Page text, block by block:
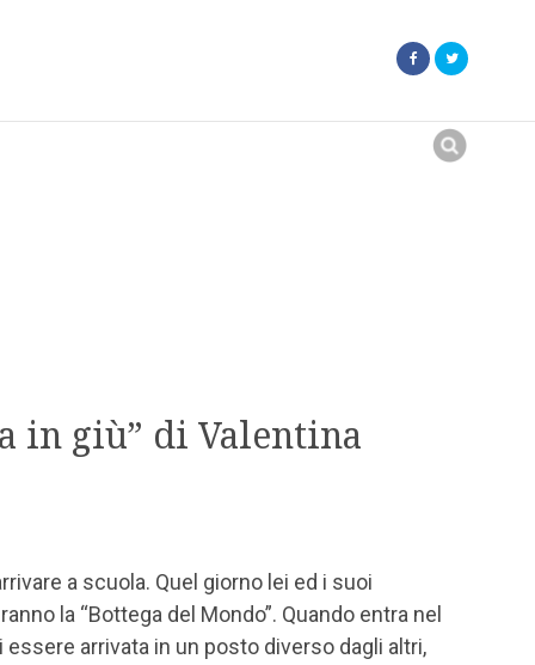
in giù” di Valentina
a scuola. Quel giorno lei ed i suoi
la “Bottega del Mondo”. Quando entra nel
arrivata in un posto diverso dagli altri,